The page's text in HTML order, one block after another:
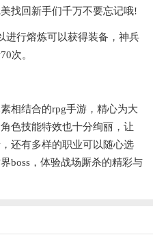
找回新手们千万不要忘记哦!
进行熔炼可以获得装备，神兵
次。
相结合的rpg手游，精心为大
色技能特效也十分绚丽，让
还有多样的职业可以随心选
boss，体验战场厮杀的精彩与